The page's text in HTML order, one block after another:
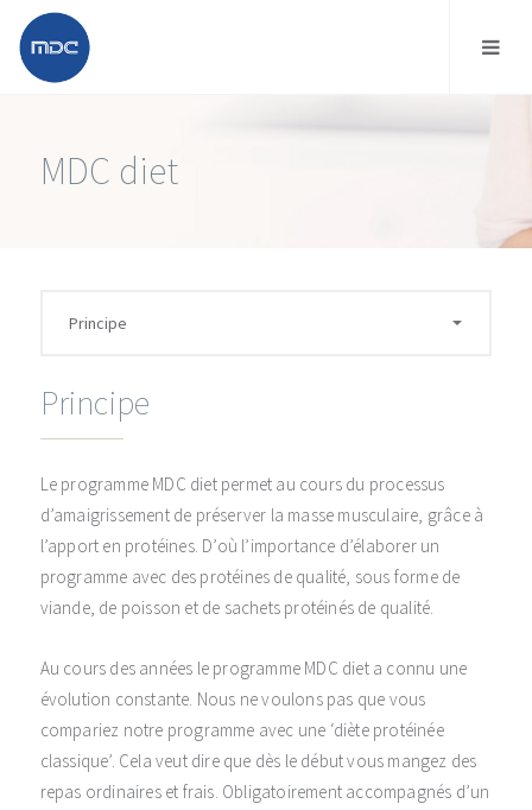
MDC diet
Principe
Le programme MDC diet permet au cours du processus
d’amaigrissement de préserver la masse musculaire, grâce à
l’apport en protéines. D’où l’importance d’élaborer un
programme avec des protéines de qualité, sous forme de
viande, de poisson et de sachets protéinés de qualité.
Au cours des années le programme MDC diet a connu une
évolution constante. Nous ne voulons pas que vous
compariez notre programme avec une ‘diète protéinée
classique’. Cela veut dire que dès le début vous mangez des
repas ordinaires et frais. Obligatoirement accompagnés d’un